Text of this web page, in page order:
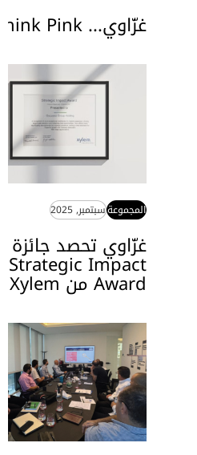
غزّاوي... Think Pink
المجموعةسبتمبر, 2025
غزّاوي تحصد جائزة
Strategic Impact
Award من Xylem